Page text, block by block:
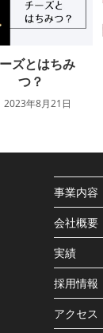
ズとはちみ
つ？
2023年8月21日
事業内容
会社概要
実績
採用情報
アクセス